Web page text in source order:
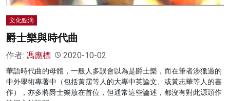
文化點滴
爵士樂與時代曲
作者: 馮應標 2020-10-02
華語時代曲的母體，一般人多誤會以為是爵士樂，而在筆者涉獵過的
中外學術專著中（包括黃霑等人的大專中英論文、或黃志華等人的書
作），亦多將爵士樂放在首位，但通常這些論述，都沒有對此源頭作